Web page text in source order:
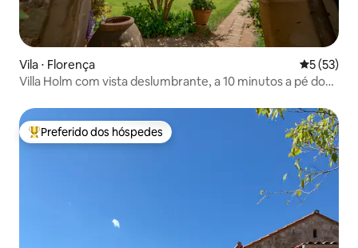
Vila ⋅ Florença 5 de uma
5 (53)
Villa Holm com vista deslumbrante, a 10 minutos a pé do
Entre os melhores preferidos dos hóspedes
Preferido dos hóspedes